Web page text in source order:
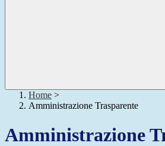
Home >
Amministrazione Trasparente
Amministrazione